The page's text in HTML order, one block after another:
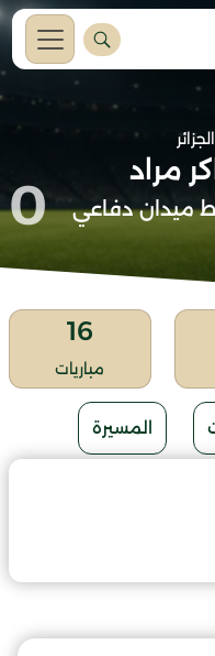
الجزائر
مراد
ميدان دفاعي 0
16
مباريات
المسيرة